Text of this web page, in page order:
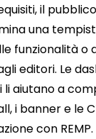
il
una
funzionalità o
editori. Le
aiutano a
i banner e le
con REMP.